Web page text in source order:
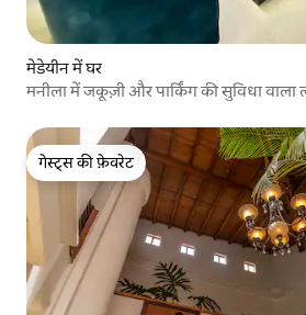
मेडेयीन में घर
मनीला में जकूज़ी और पार्किंग की सुविधा वाला
गेस्ट्स की फ़ेवरेट
गेस्ट्स की फ़ेवरेट